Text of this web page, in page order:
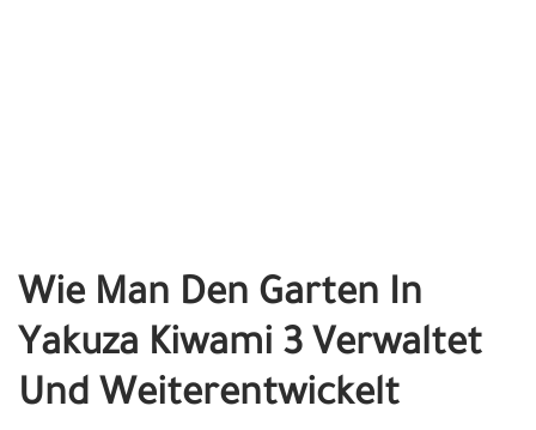
Wie Man Den Garten In
Yakuza Kiwami 3 Verwaltet
Und Weiterentwickelt